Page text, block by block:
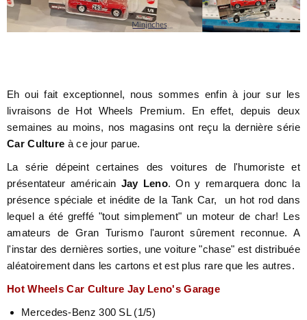
Eh oui fait exceptionnel, nous sommes enfin à jour sur les
livraisons de Hot Wheels Premium. En effet, depuis deux
semaines au moins, nos magasins ont reçu la dernière série
Car Culture à ce jour parue.
La série dépeint certaines des voitures de l'humoriste et
présentateur américain Jay Leno. On y remarquera donc la
présence spéciale et inédite de la Tank Car, un hot rod dans
lequel a été greffé "tout simplement" un moteur de char! Les
amateurs de Gran Turismo l'auront sûrement reconnue. A
l'instar des dernières sorties, une voiture "chase" est distribuée
aléatoirement dans les cartons et est plus rare que les autres.
Hot Wheels Car Culture Jay Leno's Garage
Mercedes-Benz 300 SL (1/5)